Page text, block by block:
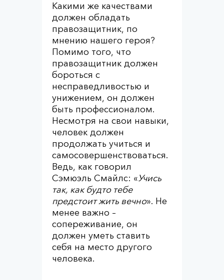
Какими же качествами
должен обладать
правозащитник, по
мнению нашего героя?
Помимо того, что
правозащитник должен
бороться с
несправедливостью и
унижением, он должен
быть профессионалом.
Несмотря на свои навыки,
человек должен
продолжать учиться и
самосовершенствоваться.
Ведь, как говорил
Сэмюэль Смайлс: «Учись
так, как будто тебе
предстоит жить вечно». Не
менее важно –
сопереживание, он
должен уметь ставить
себя на место другого
человека.